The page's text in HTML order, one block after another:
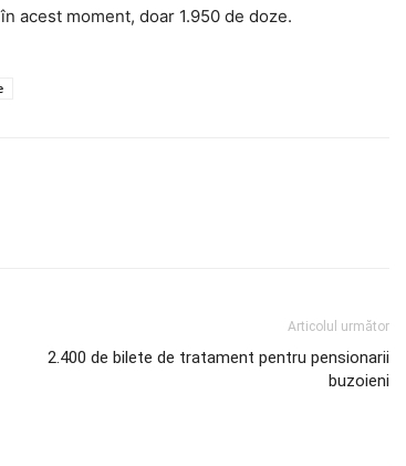
acest moment, doar 1.950 de doze.
Articolul următor
2.400 de bilete de tratament pentru pensionarii
buzoieni